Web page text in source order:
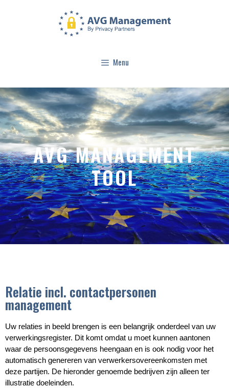
Menu
AVG MANAGEMENT
TOOL
Relatie incl. contactpersonen
management
Uw relaties in beeld brengen is een belangrijk onderdeel van uw
verwerkingsregister. Dit komt omdat u moet kunnen aantonen
waar de persoonsgegevens heengaan en is ook nodig voor het
automatisch genereren van verwerkersovereenkomsten met
deze partijen. De hieronder genoemde bedrijven zijn alleen ter
illustratie doeleinden.